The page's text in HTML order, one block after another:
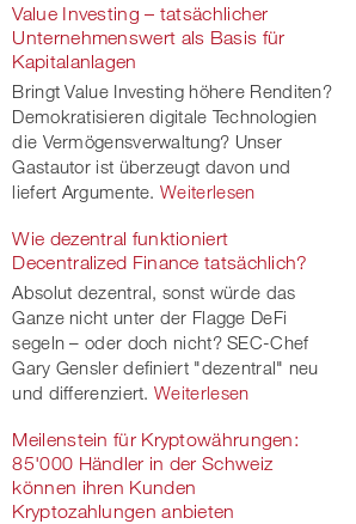
Value Investing – tatsächlicher
Unternehmenswert als Basis für
Kapitalanlagen
Bringt Value Investing höhere Renditen?
Demokratisieren digitale Technologien
die Vermögensverwaltung? Unser
Gastautor ist überzeugt davon und
liefert Argumente. Weiterlesen
Wie dezentral funktioniert
Decentralized Finance tatsächlich?
Absolut dezentral, sonst würde das
Ganze nicht unter der Flagge DeFi
segeln – oder doch nicht? SEC-Chef
Gary Gensler definiert "dezentral" neu
und differenziert. Weiterlesen
Meilenstein für Kryptowährungen:
85'000 Händler in der Schweiz
können ihren Kunden
Kryptozahlungen anbieten